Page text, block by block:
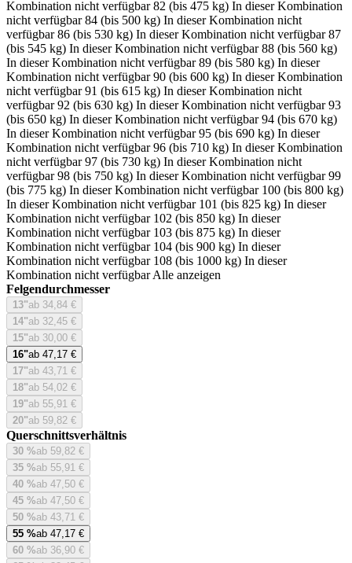
Kombination nicht verfügbar 82 (bis 475 kg) In dieser Kombination
nicht verfügbar 84 (bis 500 kg) In dieser Kombination nicht
verfügbar 86 (bis 530 kg) In dieser Kombination nicht verfügbar 87
(bis 545 kg) In dieser Kombination nicht verfügbar 88 (bis 560 kg)
In dieser Kombination nicht verfügbar 89 (bis 580 kg) In dieser
Kombination nicht verfügbar 90 (bis 600 kg) In dieser Kombination
nicht verfügbar 91 (bis 615 kg) In dieser Kombination nicht
verfügbar 92 (bis 630 kg) In dieser Kombination nicht verfügbar 93
(bis 650 kg) In dieser Kombination nicht verfügbar 94 (bis 670 kg)
In dieser Kombination nicht verfügbar 95 (bis 690 kg) In dieser
Kombination nicht verfügbar 96 (bis 710 kg) In dieser Kombination
nicht verfügbar 97 (bis 730 kg) In dieser Kombination nicht
verfügbar 98 (bis 750 kg) In dieser Kombination nicht verfügbar 99
(bis 775 kg) In dieser Kombination nicht verfügbar 100 (bis 800 kg)
In dieser Kombination nicht verfügbar 101 (bis 825 kg) In dieser
Kombination nicht verfügbar 102 (bis 850 kg) In dieser
Kombination nicht verfügbar 103 (bis 875 kg) In dieser
Kombination nicht verfügbar 104 (bis 900 kg) In dieser
Kombination nicht verfügbar 108 (bis 1000 kg) In dieser
Kombination nicht verfügbar Alle anzeigen
Felgendurchmesser
13"ab 34,84 €
14"ab 32,45 €
15"ab 30,00 €
16"ab 47,17 €
17"ab 43,71 €
18"ab 54,02 €
19"ab 55,91 €
20"ab 59,82 €
Querschnittsverhältnis
30 %ab 59,82 €
35 %ab 55,91 €
40 %ab 47,50 €
45 %ab 47,50 €
50 %ab 43,71 €
55 %ab 47,17 €
60 %ab 36,90 €